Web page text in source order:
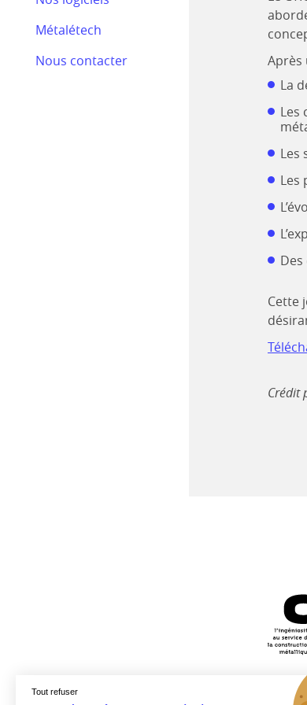
Nos actualités
Métalétech
Nous contacter
Après
La
Les
Les
Les
Cette
Crédit
Tout refuser